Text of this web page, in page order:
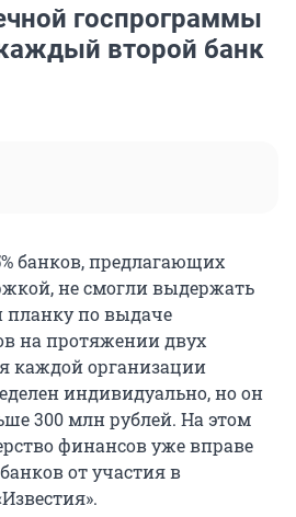
госпрограммы
второй банк
банков, предлагающих
не смогли выдержать
планку по выдаче
на протяжении двух
каждой организации
индивидуально, но он
300 млн рублей. На этом
финансов уже вправе
от участия в